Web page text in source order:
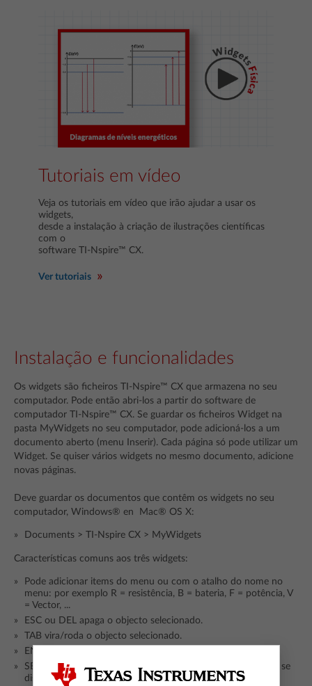
Tutoriais em vídeo
Veja os tutoriais em vídeo que irão ajudar a usar os
widgets,
desde a instalação à criação de ilustrações científicas
com o
software TI-Nspire™ CX.
Ver tutoriais
Instalação e funcionalidades
Os widgets são ficheiros TI-Nspire™ CX que armazena no seu
computador. Pode então abri-los a partir do software de
computador TI-Nspire™ CX. Se guardar os ficheiros Widget na
pasta MyWidgets no seu computador, pode adicioná-los a um
documento aberto (menu Inserir). Cada página só pode utilizar um
Widget. Se quiser vários widgets no mesmo documento, adicione
novas páginas.
Deve guardar os documentos que contêm os widgets no seu
computador, Windows® en Mac® OS X:
Documents > TI-Nspire CX > MyWidgets
Características comuns aos três widgets:
Pode adicionar items do menu ou com o atalho do nome no
menu: por exemplo R = resistência, B = bateria, F = potência, V
= Vector, ...
ESC ou DEL apaga o objecto selecionado.
TAB vira/roda o objecto selecionado.
ENTER copia o objecto selecionado.
SETA CIMA/BAIXO para mudar o estilo ou tipo do objecto, se
disponível.